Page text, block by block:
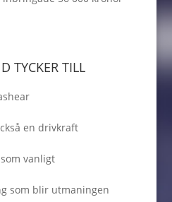
TYCKER TILL
en drivkraft
vanligt
som blir utmaningen